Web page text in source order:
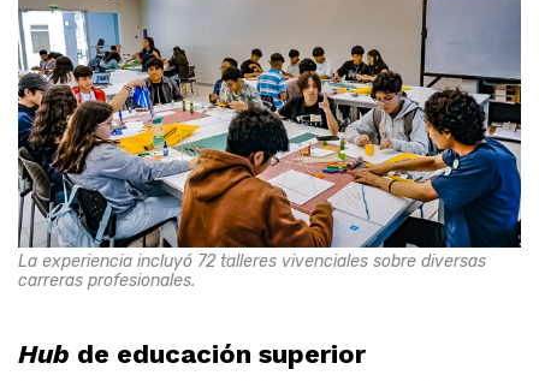
La experiencia incluyó 72 talleres vivenciales sobre diversas
carreras profesionales.
Hub de educación superior